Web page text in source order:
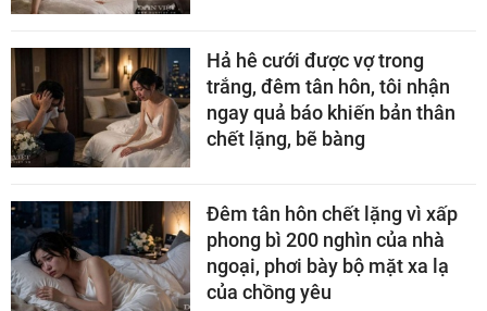
Hả hê cưới được vợ trong
trắng, đêm tân hôn, tôi nhận
ngay quả báo khiến bản thân
chết lặng, bẽ bàng
Đêm tân hôn chết lặng vì xấp
phong bì 200 nghìn của nhà
ngoại, phơi bày bộ mặt xa lạ
của chồng yêu